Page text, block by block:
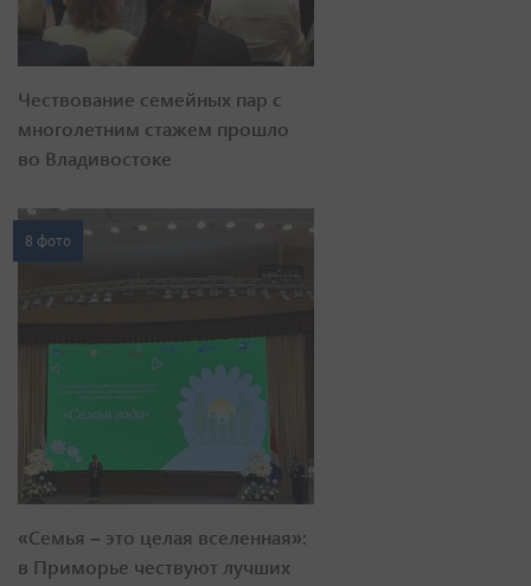
Чествование семейных пар с
многолетним стажем прошло
во Владивостоке
8 фото
«Семья – это целая вселенная»:
в Приморье чествуют лучших